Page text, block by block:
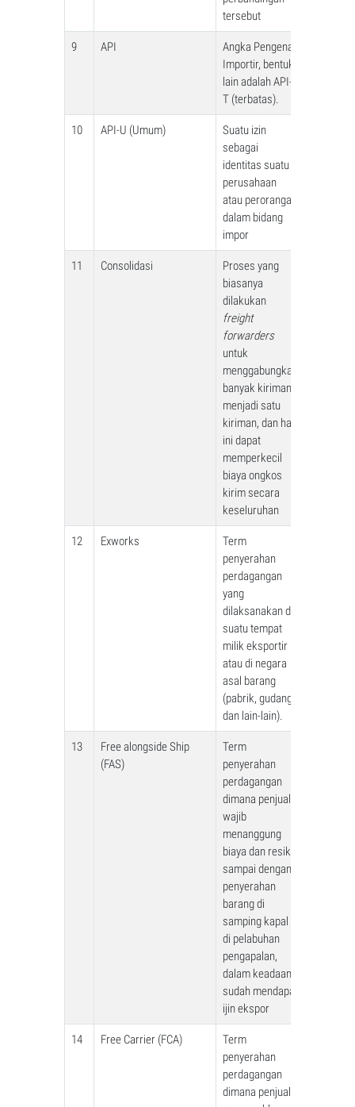
tersebut
9 API
Angka Pengenal
Importir, bentuk
lain adalah API-
T (terbatas).
10 API-U (Umum)
Suatu izin
sebagai
identitas suatu
perusahaan
atau perorangan
dalam bidang
impor
11 Consolidasi
Proses yang
biasanya
dilakukan
freight
forwarders
untuk
menggabungkan
banyak kiriman
menjadi satu
kiriman, dan hal
ini dapat
memperkecil
biaya ongkos
kirim secara
keseluruhan
12 Exworks
Term
penyerahan
perdagangan
yang
dilaksanakan di
suatu tempat
milik eksportir
atau di negara
asal barang
(pabrik, gudang,
dan lain-lain).
13
Free alongside Ship
(FAS)
Term
penyerahan
perdagangan
dimana penjual
wajib
menanggung
biaya dan resiko
sampai dengan
penyerahan
barang di
samping kapal
di pelabuhan
pengapalan,
dalam keadaan
sudah mendapat
ijin ekspor
14 Free Carrier (FCA)
Term
penyerahan
perdagangan
dimana penjual